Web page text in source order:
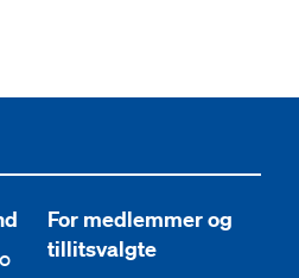
For medlemmer og
tillitsvalgte